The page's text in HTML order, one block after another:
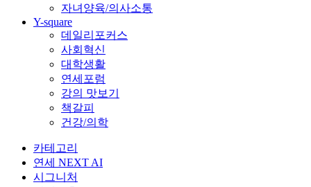
자녀양육/의사소통
Y-square
데일리포커스
사회혁신
대학생활
연세포럼
강의 맛보기
책갈피
건강/의학
카테고리
연세 NEXT AI
시그니처